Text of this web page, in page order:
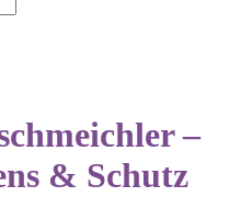
–
& Schutz